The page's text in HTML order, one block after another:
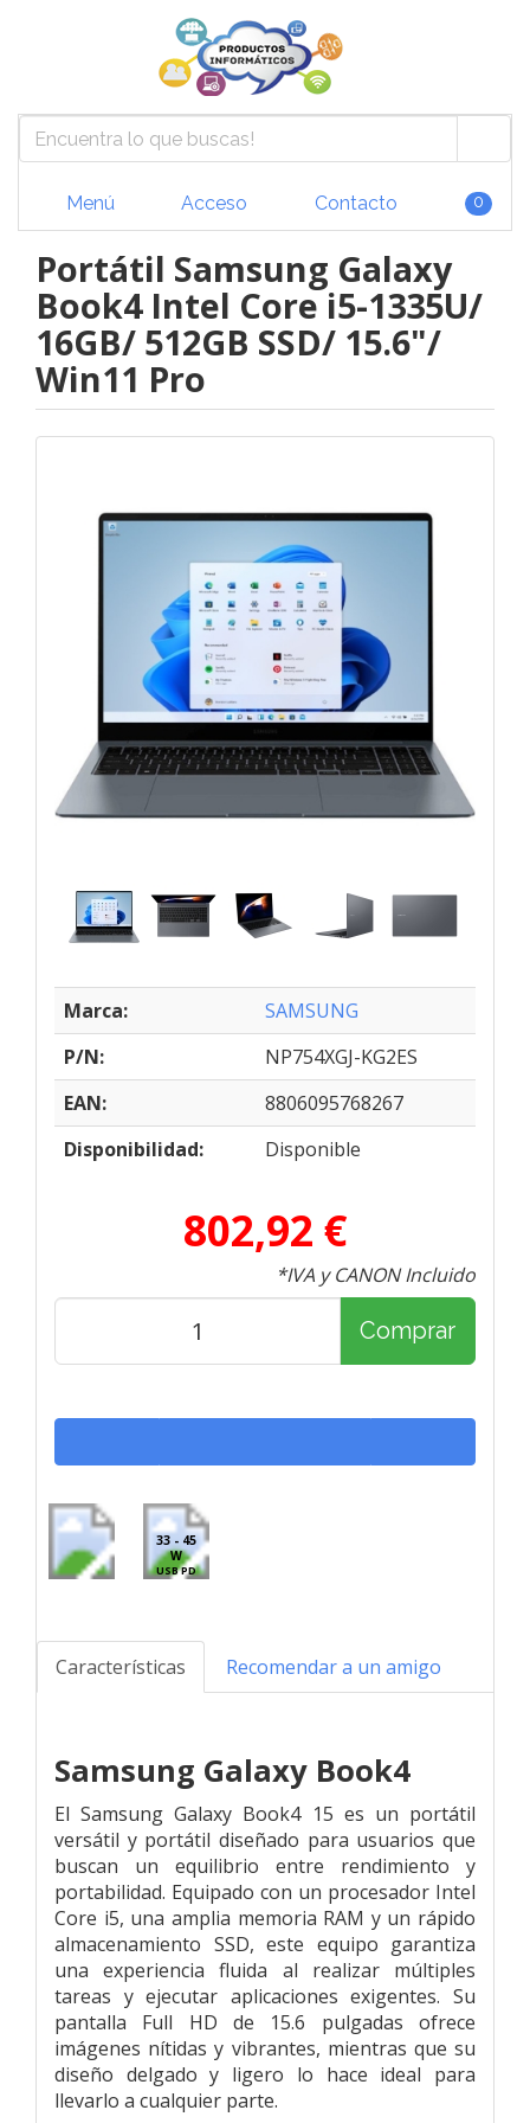
Menú Acceso Contacto 0
Portátil Samsung Galaxy
Book4 Intel Core i5-1335U/
16GB/ 512GB SSD/ 15.6"/
Win11 Pro
Marca:
SAMSUNG
P/N:
NP754XGJ-KG2ES
EAN:
8806095768267
Disponibilidad:
Disponible
802,92 €
*IVA y CANON Incluido
Comprar
33 - 45
W
USB PD
Características Recomendar a un amigo
Samsung Galaxy Book4
El Samsung Galaxy Book4 15 es un portátil
versátil y portátil diseñado para usuarios que
buscan un equilibrio entre rendimiento y
portabilidad. Equipado con un procesador Intel
Core i5, una amplia memoria RAM y un rápido
almacenamiento SSD, este equipo garantiza
una experiencia fluida al realizar múltiples
tareas y ejecutar aplicaciones exigentes. Su
pantalla Full HD de 15.6 pulgadas ofrece
imágenes nítidas y vibrantes, mientras que su
diseño delgado y ligero lo hace ideal para
llevarlo a cualquier parte.